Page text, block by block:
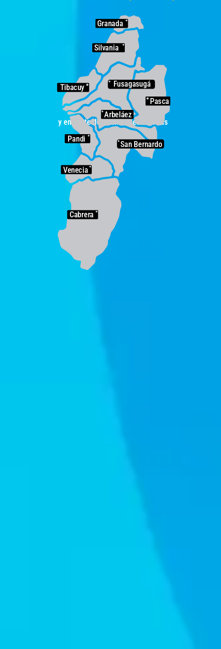
y entérate de lo último en noticias
Cabrera
Venecia
San Bernardo
Pandi
Arbeláez
Pasca
Fusagasugá
Tibacuy
Silvania
Granada